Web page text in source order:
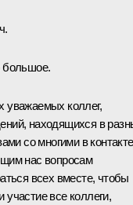
большое.
уважаемых коллег,
находящихся в
со многими в
нас вопросам
всех вместе, чтобы
все коллеги,